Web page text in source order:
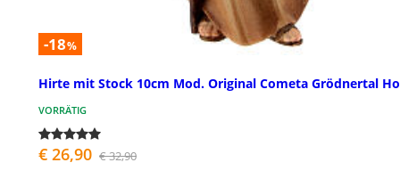
-18%
Hirte mit Stock 10cm Mod. Original Cometa Grödnertal
VORRÄTIG
€ 26,90 € 32,90